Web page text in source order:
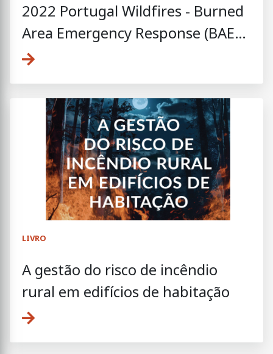
2022 Portugal Wildfires - Burned
Area Emergency Response (BAER)
Review
LIVRO
A gestão do risco de incêndio
rural em edifícios de habitação